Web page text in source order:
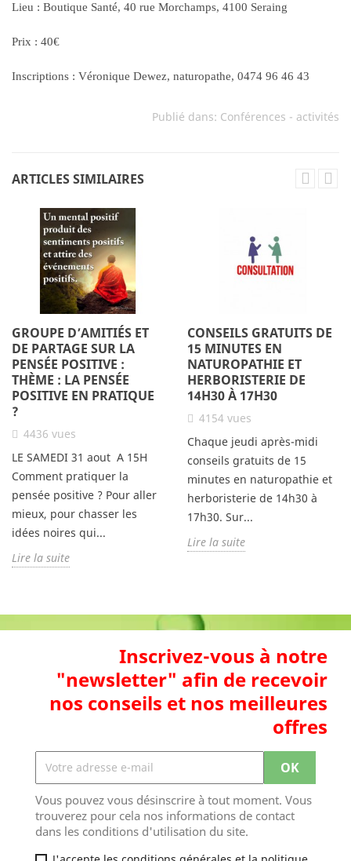
Lieu : Boutique Santé, 40 rue Morchamps, 4100 Seraing
Prix : 40€
Inscriptions : Véronique Dewez, naturopathe, 0474 96 46 43
Publié dans: Conférences - activités
ARTICLES SIMILAIRES
GROUPE D’AMITIÉS ET
DE PARTAGE SUR LA
PENSÉE POSITIVE :
THÈME : LA PENSÉE
POSITIVE EN PRATIQUE
?
4436 vues
LE SAMEDI 31 aout A 15H
Comment pratiquer la
pensée positive ? Pour aller
mieux, pour chasser les
idées noires qui...
Lire la suite
CONSEILS GRATUITS DE
15 MINUTES EN
NATUROPATHIE ET
HERBORISTERIE DE
14H30 À 17H30
4154 vues
Chaque jeudi après-midi
conseils gratuits de 15
minutes en naturopathie et
herboristerie de 14h30 à
17h30. Sur...
Lire la suite
Inscrivez-vous à notre
"newsletter" afin de recevoir
nos conseils et nos meilleures
offres
Vous pouvez vous désinscrire à tout moment. Vous
trouverez pour cela nos informations de contact
dans les conditions d'utilisation du site.